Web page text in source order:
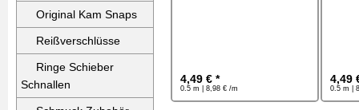
Original Kam Snaps
Reißverschlüsse
Ringe Schieber
Schnallen
4,49 € *
0.5 m | 8,98 € /m
4,49
0.5 m |